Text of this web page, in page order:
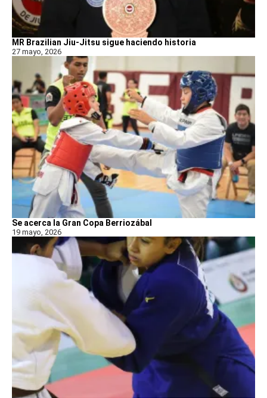
MR Brazilian Jiu-Jitsu sigue haciendo historia
27 mayo, 2026
Se acerca la Gran Copa Berriozábal
19 mayo, 2026